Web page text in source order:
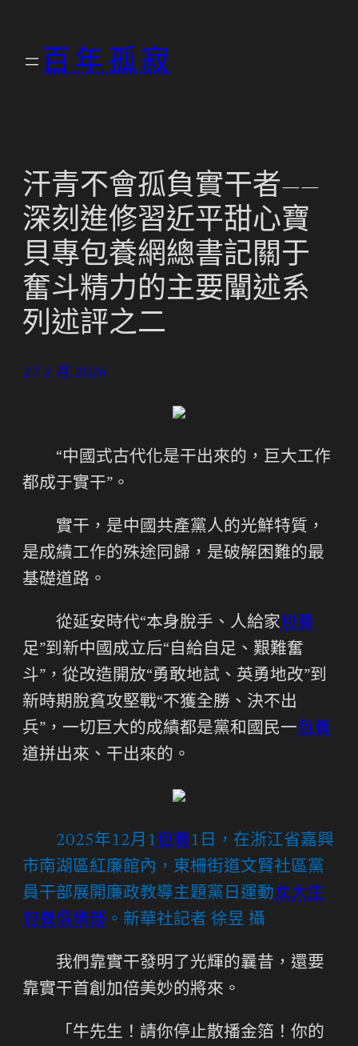
百年孤寂
汗青不會孤負實干者——
深刻進修習近平甜心寶
貝專包養網總書記關于
奮斗精力的主要闡述系
列述評之二
27 2 月, 2026
“中國式古代化是干出來的，巨大工作
都成于實干”。
實干，是中國共產黨人的光鮮特質，
是成績工作的殊途同歸，是破解困難的最
基礎道路。
從延安時代“本身脫手、人給家包養
足”到新中國成立后“自給自足、艱難奮
斗”，從改造開放“勇敢地試、英勇地改”到
新時期脫貧攻堅戰“不獲全勝、決不出
兵”，一切巨大的成績都是黨和國民一包養
道拼出來、干出來的。
2025年12月1包養1日，在浙江省嘉興
市南湖區紅廉館內，東柵街道文賢社區黨
員干部展開廉政教導主題黨日運動女大生
包養俱樂部 。新華社記者 徐昱 攝
我們靠實干發明了光輝的曩昔，還要
靠實干首創加倍美妙的將來。
「牛先生！請你停止散播金箔！你的